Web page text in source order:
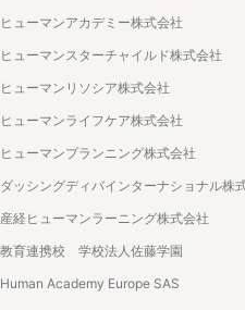
ヒューマンアカデミー株式会社
ヒューマンスターチャイルド株式会社
ヒューマンリソシア株式会社
ヒューマンライフケア株式会社
ヒューマンプランニング株式会社
ダッシングディバインターナショナル株
産経ヒューマンラーニング株式会社
教育連携校 学校法人佐藤学園
Human Academy Europe SAS